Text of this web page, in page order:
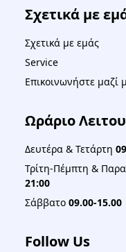
Σχετικά με
Σχετικά με εμάς
Service
Επικοινωνήστε μαζί
Ωράριο
Δευτέρα & Τετάρτη
Τρίτη-Πέμπτη &
21:00
Σάββατο 09.00-15.00
Follow Us